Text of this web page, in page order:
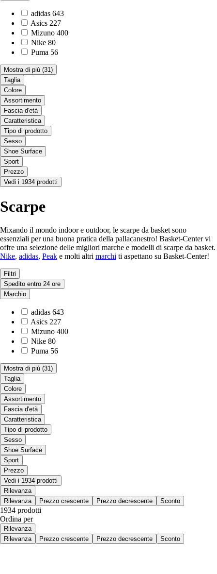
adidas 643
Asics 227
Mizuno 400
Nike 80
Puma 56
Mostra di più (31)
Taglia
Colore
Assortimento
Fascia d'età
Caratteristica
Tipo di prodotto
Sesso
Shoe Surface
Sport
Prezzo
Vedi i 1934 prodotti
Scarpe
Mixando il mondo indoor e outdoor, le scarpe da basket sono
essenziali per una buona pratica della pallacanestro! Basket-Center vi
offre una selezione delle migliori marche e modelli di scarpe da basket.
Nike, adidas, Peak e molti altri marchi ti aspettano su Basket-Center!
Filtri
Spedito entro 24 ore
Marchio
adidas 643
Asics 227
Mizuno 400
Nike 80
Puma 56
Mostra di più (31)
Taglia
Colore
Assortimento
Fascia d'età
Caratteristica
Tipo di prodotto
Sesso
Shoe Surface
Sport
Prezzo
Vedi i 1934 prodotti
Rilevanza
Rilevanza
Prezzo crescente Prezzo decrescente Sconto
1934 prodotti
Ordina per
Rilevanza
Rilevanza
Prezzo crescente Prezzo decrescente Sconto